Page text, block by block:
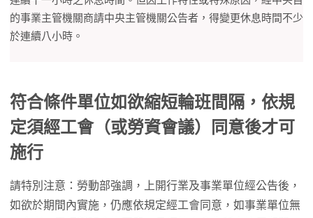
的事業主管機關商請中央主管機關公告者，得變更休息時間不少
於連續八小時。
符合條件單位如欲縮短輪班間隔，依規
定須經工會（或勞資會議）同意後才可
施行
請特別注意：勞動部強調，上開行業及事業單位經公告後，
如欲於期間內實施，仍應依規定經工會同意，如事業單位無